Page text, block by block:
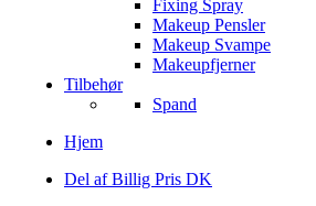
Fixing Spray
Makeup Pensler
Makeup Svampe
Makeupfjerner
Tilbehør
Spand
Hjem
Del af Billig Pris DK